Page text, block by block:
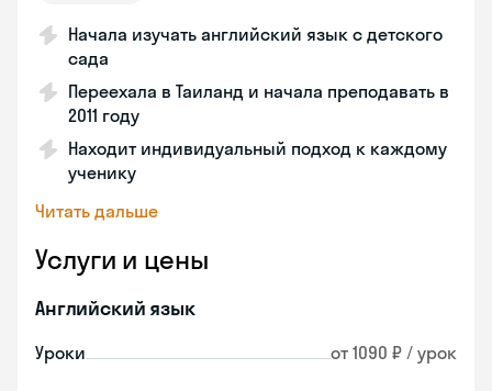
Начала изучать английский язык с детского
сада
Переехала в Таиланд и начала преподавать в
2011 году
Находит индивидуальный подход к каждому
ученику
Читать дальше
Услуги и цены
Английский язык
Уроки от 1090 ₽ / урок